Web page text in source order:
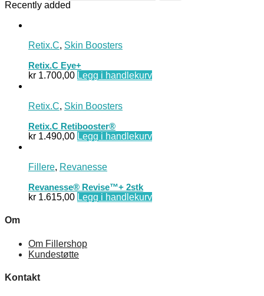
Recently added
Retix.C, Skin Boosters
Retix.C Eye+
kr 1.700,00 Legg i handlekurv
Retix.C, Skin Boosters
Retix.C Retibooster®
kr 1.490,00 Legg i handlekurv
Fillere, Revanesse
Revanesse® Revise™+ 2stk
kr 1.615,00 Legg i handlekurv
Om
Om Fillershop
Kundestøtte
Kontakt